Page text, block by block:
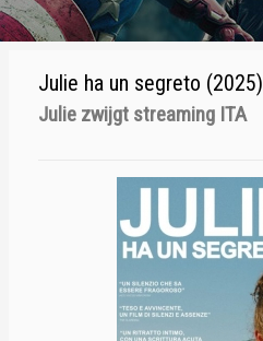
Julie ha un segreto
Julie zwijgt streaming ITA